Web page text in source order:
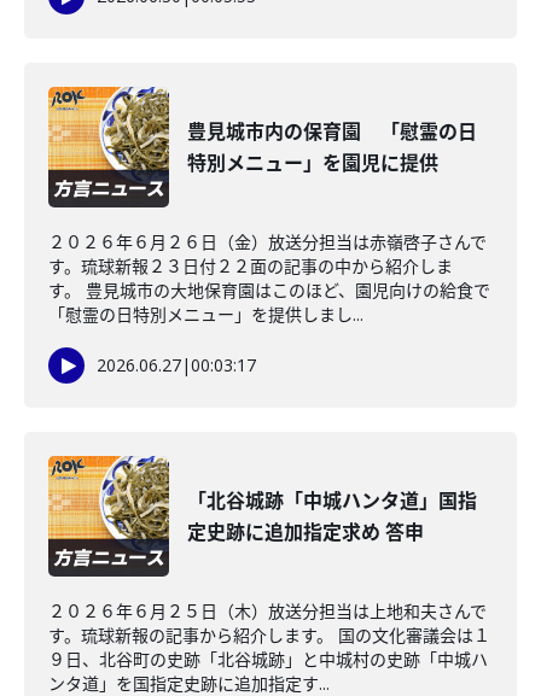
豊見城市内の保育園 「慰霊の日
特別メニュー」を園児に提供
２０２６年６月２６日（金）放送分担当は赤嶺啓子さんで
す。琉球新報２３日付２２面の記事の中から紹介しま
す。 豊見城市の大地保育園はこのほど、園児向けの給食で
「慰霊の日特別メニュー」を提供しまし...
2026.06.27|00:03:17
「北谷城跡「中城ハンタ道」国指
定史跡に追加指定求め 答申
２０２６年６月２５日（木）放送分担当は上地和夫さんで
す。琉球新報の記事から紹介します。 国の文化審議会は１
９日、北谷町の史跡「北谷城跡」と中城村の史跡「中城ハ
ンタ道」を国指定史跡に追加指定す...